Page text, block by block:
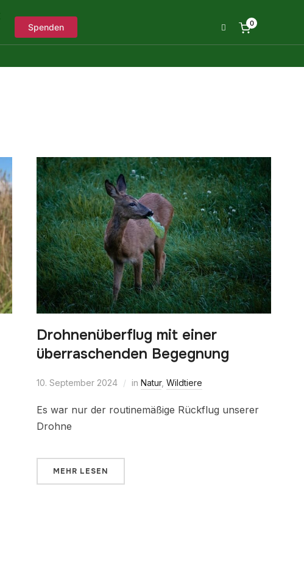
Spenden 0
Drohnenüberflug mit einer
überraschenden Begegnung
10. September 2024 in Natur, Wildtiere
Es war nur der routinemäßige Rückflug unserer
Drohne
MEHR LESEN